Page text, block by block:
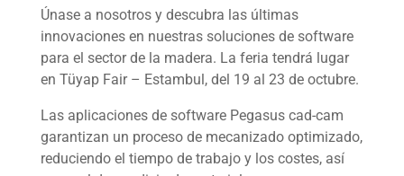
Home
Únase a nosotros y descubra las últimas
innovaciones en nuestras soluciones de software
para el sector de la madera. La feria tendrá lugar
en Tüyap Fair – Estambul, del 19 al 23 de octubre.
Las aplicaciones de software Pegasus cad-cam
garantizan un proceso de mecanizado optimizado,
reduciendo el tiempo de trabajo y los costes, así